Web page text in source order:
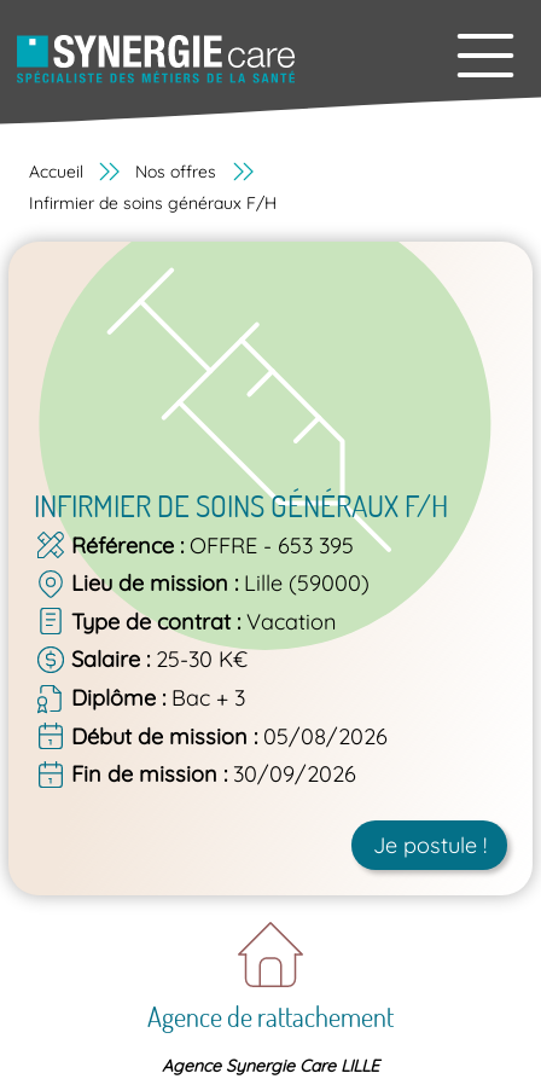
Accueil
Nos offres
Infirmier de soins généraux F/H
INFIRMIER DE SOINS GÉNÉRAUX F/H
Référence OFFRE - 653 395
Lieu de mission
Lille (59000)
Type de contrat Vacation
Salaire
25-30 K€
Diplôme
Bac + 3
Début de mission
05/08/2026
Fin de mission
30/09/2026
Je postule !
Agence de rattachement
Agence Synergie Care LILLE